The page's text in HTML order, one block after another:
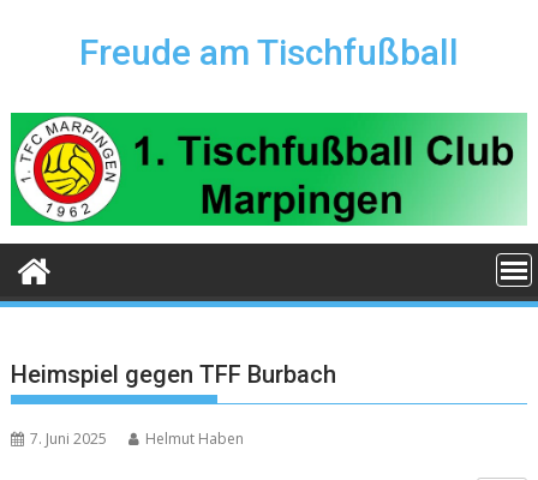
Freude am Tischfußball
Heimspiel gegen TFF Burbach
7. Juni 2025 Helmut Haben